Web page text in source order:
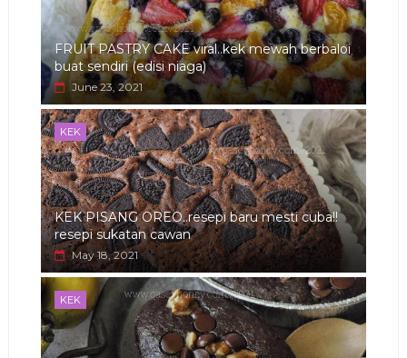
FRUIT PASTRY CAKE viral..kek mewah berbaloi
buat sendiri (edisi niaga)
June 23, 2021
KEK
KEK PISANG OREO..resepi baru mesti cuba!!
resepi sukatan cawan
May 18, 2021
KEK